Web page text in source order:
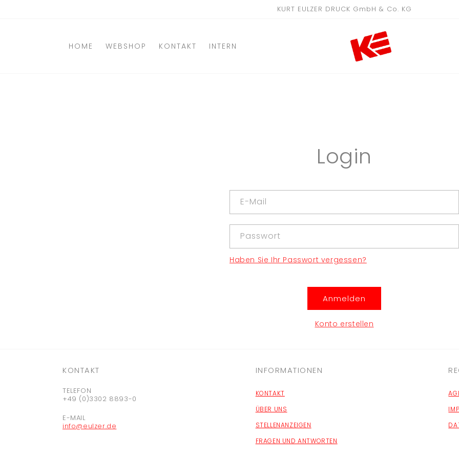
KURT EULZER DRUCK GmbH & Co. KG
HOME WEBSHOP KONTAKT INTERN
Login
E-Mail
Passwort
Haben Sie Ihr Passwort vergessen?
Anmelden
Konto erstellen
KONTAKT
TELEFON
+49 (0)3302 8893-0
E-MAIL
info@eulzer.de
INFORMATIONEN
KONTAKT
ÜBER UNS
STELLENANZEIGEN
FRAGEN UND ANTWORTEN